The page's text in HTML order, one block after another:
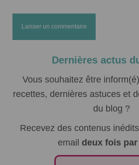
Dernières actus
Vous souhaitez être
recettes, dernières astuces et
du blog ?
Recevez des contenus
email deux fois